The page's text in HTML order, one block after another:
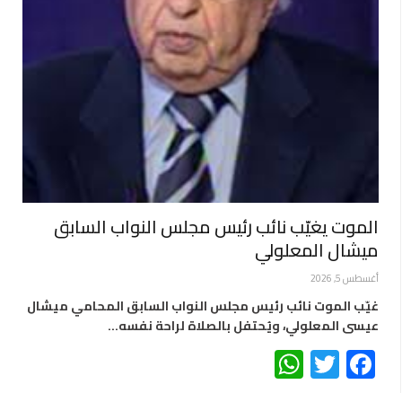
الموت يغيّب نائب رئيس مجلس النواب السابق
ميشال المعلولي
أغسطس 5, 2026
غيّب الموت نائب رئيس مجلس النواب السابق المحامي ميشال
عيسى المعلولي، ويُحتفل بالصلاة لراحة نفسه…
Facebook
Twitter